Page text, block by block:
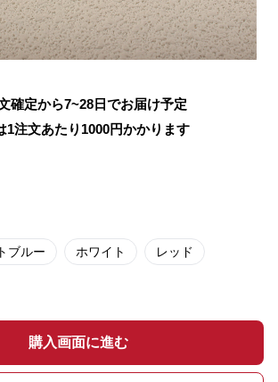
確定から7~28日でお届け予定
1注文あたり 1000円かかります
ブルー ホワイト レッド
購入画面に進む